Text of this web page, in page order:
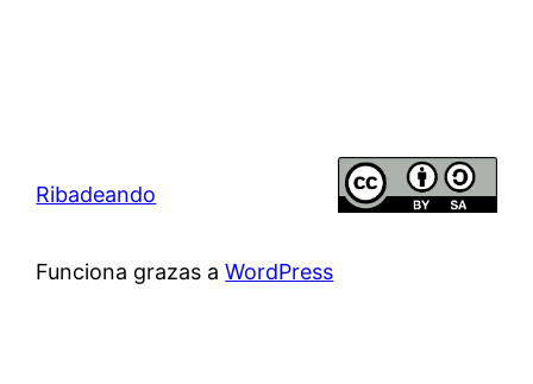
Ribadeando
Funciona grazas aWordPress